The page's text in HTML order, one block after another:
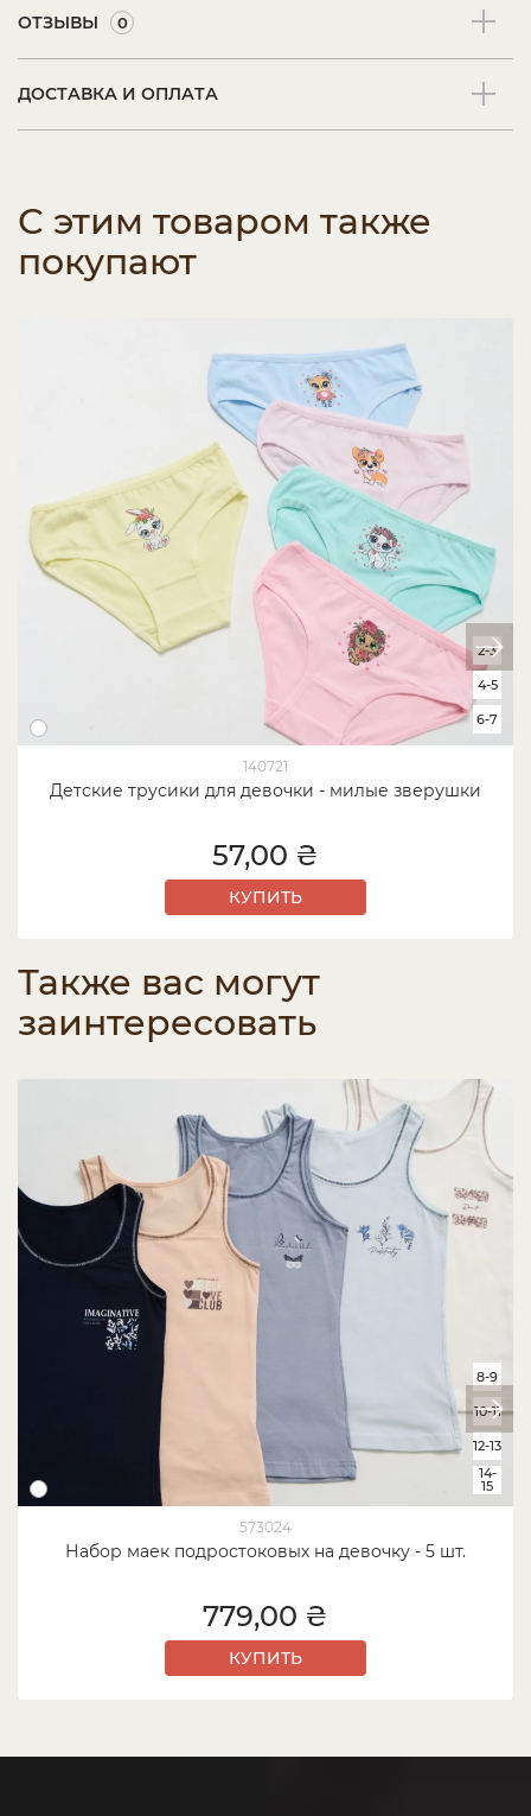
ОТЗЫВЫ 0
ДОСТАВКА И ОПЛАТА
С этим товаром также
покупают
140721
Детские трусики для девочки - милые зверушки
2-3
4-5
6-7
57,00 ₴
КУПИТЬ
Также вас могут
заинтересовать
573024
Набор маек подростоковых на девочку - 5 шт.
8-9
10-11
12-13
14-
15
779,00 ₴
КУПИТЬ